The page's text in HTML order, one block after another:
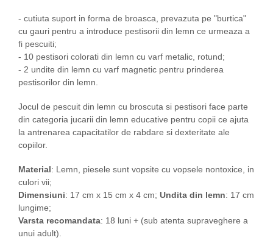
- cutiuta suport in forma de broasca, prevazuta pe "burtica"
cu gauri pentru a introduce pestisorii din lemn ce urmeaza a
fi pescuiti;
- 10 pestisori colorati din lemn cu varf metalic, rotund;
- 2 undite din lemn cu varf magnetic pentru prinderea
pestisorilor din lemn.
Jocul de pescuit din lemn cu broscuta si pestisori face parte
din categoria jucarii din lemn educative pentru copii ce ajuta
la antrenarea capacitatilor de rabdare si dexteritate ale
copiilor.
Material: Lemn, piesele sunt vopsite cu vopsele nontoxice, in
culori vii;
Dimensiuni: 17 cm x 15 cm x 4 cm; Undita din lemn: 17 cm
lungime;
Varsta recomandata: 18 luni + (sub atenta supraveghere a
unui adult).